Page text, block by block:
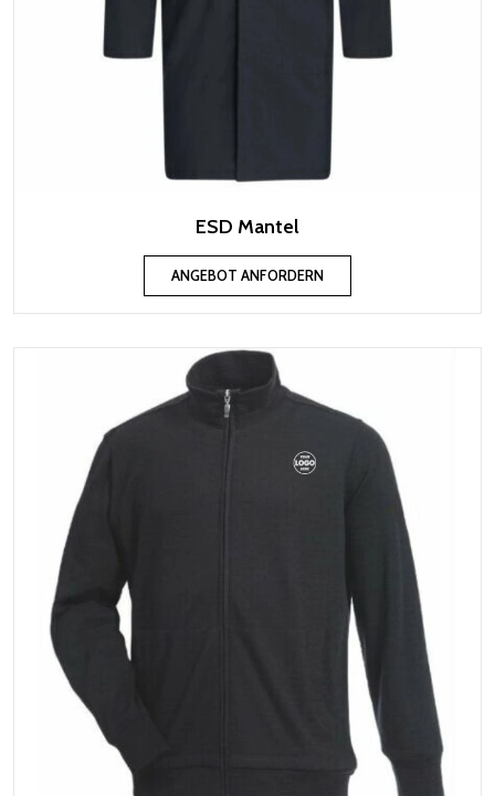
ESD Mantel
ANGEBOT ANFORDERN